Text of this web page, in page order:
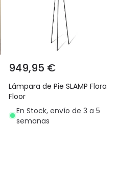
949,95 €
Lámpara de Pie SLAMP Flora
Floor
En Stock, envío de 3 a 5
semanas